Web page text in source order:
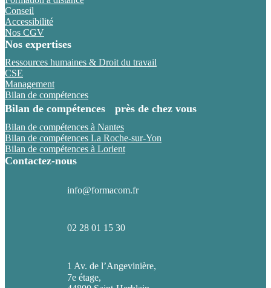
Conseil
Accessibilité
Nos CGV
Nos expertises
Ressources humaines & Droit du travail
CSE
Management
Bilan de compétences
Bilan de compétences près de chez vous
Bilan de compétences à Nantes
Bilan de compétences La Roche-sur-Yon
Bilan de compétences à Lorient
Contactez-nous
info@formacom.fr
02 28 01 15 30
1 Av. de l’Angevinière,
7e étage,